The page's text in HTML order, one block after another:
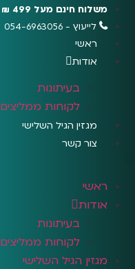
לתוכן
משלוח חינם מעל 499 ₪
לייעוץ - 054-6963056
ראשי
אודות
בעיתונות
לקוחות ממליצים
מגזין הגיל השלישי
צור קשר
ראשי
אודות
בעיתונות
לקוחות ממליצים
מגזין הגיל השלישי